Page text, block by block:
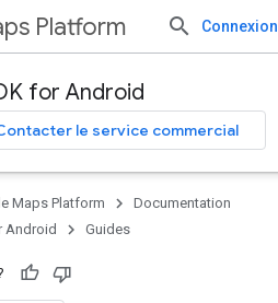
Platform Connexion
for Android
le service commercial
Maps Platform
Documentation
Android Guides